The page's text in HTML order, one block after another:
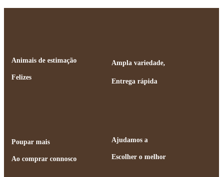
Animais de estimação
Felizes
Ampla variedade,
Entrega rápida
Poupar mais
Ao comprar connosco
Ajudamos a
Escolher o melhor